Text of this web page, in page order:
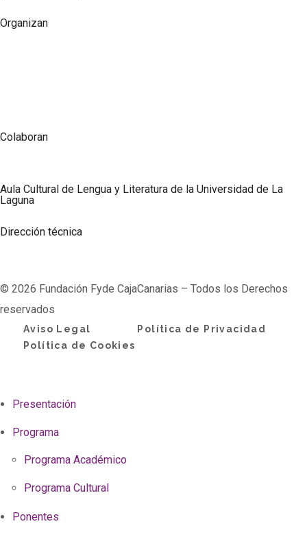
Organizan
Colaboran
Aula Cultural de Lengua y Literatura de la Universidad de La
Laguna
Dirección técnica
© 2026 Fundación Fyde CajaCanarias – Todos los Derechos
reservados
Aviso Legal
Política de Privacidad
Política de Cookies
Presentación
Programa
Programa Académico
Programa Cultural
Ponentes